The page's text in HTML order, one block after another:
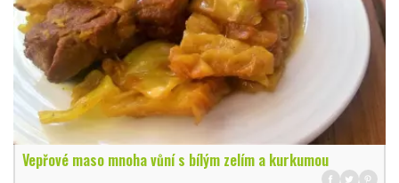
Vepřové maso mnoha vůní s bílým zelím a kurkumou